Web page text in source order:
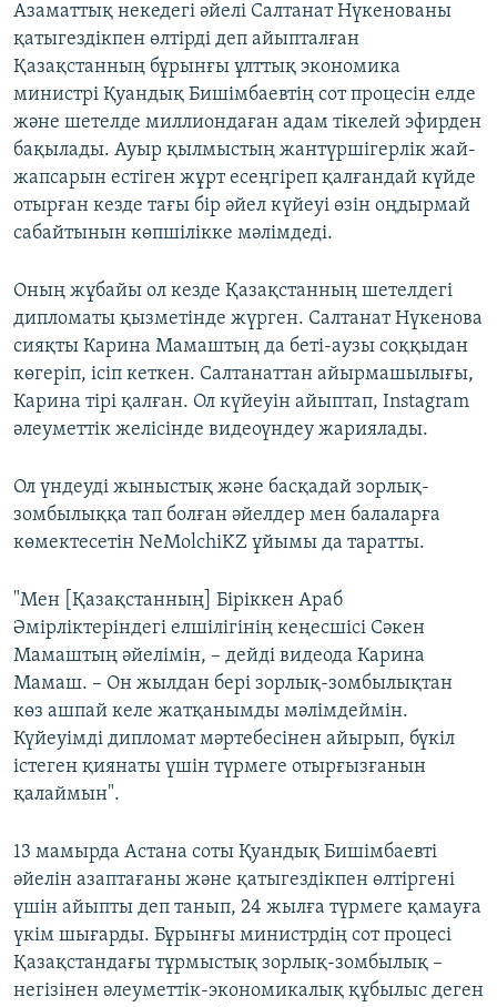
Азаматтық некедегі әйелі Салтанат Нүкенованы
қатыгездікпен өлтірді деп айыпталған
Қазақстанның бұрынғы ұлттық экономика
министрі Қуандық Бишімбаевтің сот процесін елде
және шетелде миллиондаған адам тікелей эфирден
бақылады. Ауыр қылмыстың жантүршігерлік жай-
жапсарын естіген жұрт есеңгіреп қалғандай күйде
отырған кезде тағы бір әйел күйеуі өзін оңдырмай
сабайтынын көпшілікке мәлімдеді.
Оның жұбайы ол кезде Қазақстанның шетелдегі
дипломаты қызметінде жүрген. Салтанат Нүкенова
сияқты Карина Мамаштың да беті-аузы соққыдан
көгеріп, ісіп кеткен. Салтанаттан айырмашылығы,
Карина тірі қалған. Ол күйеуін айыптап, Instagram
әлеуметтік желісінде видеоүндеу жариялады.
Ол үндеуді жыныстық және басқадай зорлық-
зомбылыққа тап болған әйелдер мен балаларға
көмектесетін NeMolchiKZ ұйымы да таратты.
"Мен [Қазақстанның] Біріккен Араб
Әмірліктеріндегі елшілігінің кеңесшісі Сәкен
Мамаштың әйелімін, – дейді видеода Карина
Мамаш. – Он жылдан бері зорлық-зомбылықтан
көз ашпай келе жатқанымды мәлімдеймін.
Күйеуімді дипломат мәртебесінен айырып, бүкіл
істеген қиянаты үшін түрмеге отырғызғанын
қалаймын".
13 мамырда Астана соты Қуандық Бишімбаевті
әйелін азаптағаны және қатыгездікпен өлтіргені
үшін айыпты деп танып, 24 жылға түрмеге қамауға
үкім шығарды. Бұрынғы министрдің сот процесі
Қазақстандағы тұрмыстық зорлық-зомбылық –
негізінен әлеуметтік-экономикалық құбылыс деген